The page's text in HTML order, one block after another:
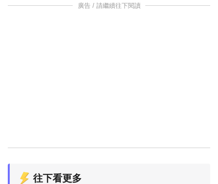
廣告 / 請繼續往下閱讀
往下看更多